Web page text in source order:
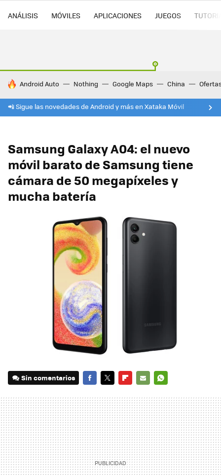
ANÁLISIS MÓVILES APLICACIONES JUEGOS
HOY SE HABLA DE
Android Auto Nothing Google Maps China
📲 Sigue las novedades de Android y más en Xataka Móvil
Samsung Galaxy A04: el nuevo
móvil barato de Samsung tiene
cámara de 50 megapíxeles y
mucha batería
Sin comentarios
MAIL